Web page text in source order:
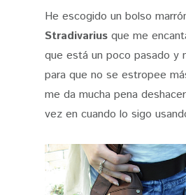
He escogido un bolso
Stradivarius que me
que está un poco pasado y
para que no se estropee
me da mucha pena
vez en cuando lo sigo